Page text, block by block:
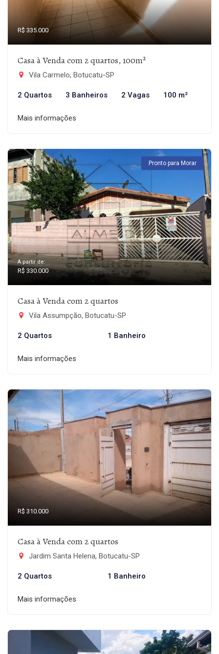
R$ 335.000
Casa à Venda com 2 quartos, 100m²
Vila Carmelo, Botucatu-SP
2 Quartos 3 Banheiros 2 Vagas 100 m²
Mais informações
Pronto para Morar
A partir de:
R$ 330.000
Casa à Venda com 2 quartos
Vila Assumpção, Botucatu-SP
2 Quartos 1 Banheiro
Mais informações
R$ 310.000
Casa à Venda com 2 quartos
Jardim Santa Helena, Botucatu-SP
2 Quartos 1 Banheiro
Mais informações